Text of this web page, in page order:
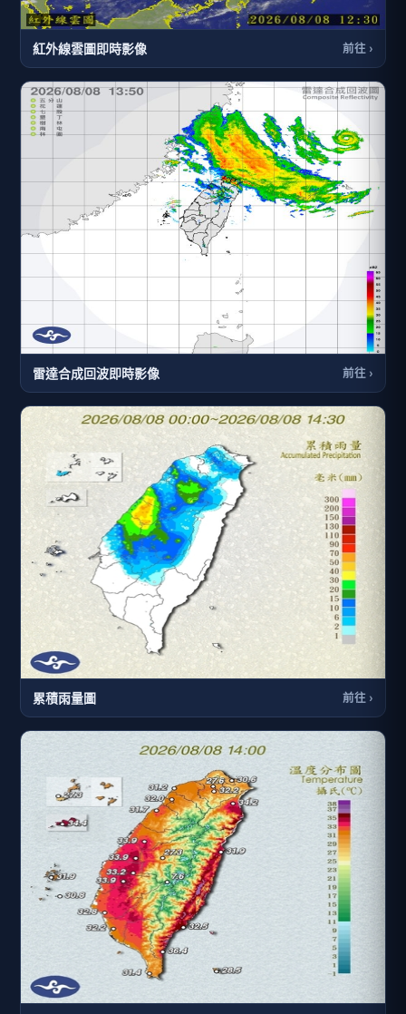
紅外線雲圖即時影像 前往 ›
雷達合成回波即時影像 前往 ›
累積雨量圖 前往 ›